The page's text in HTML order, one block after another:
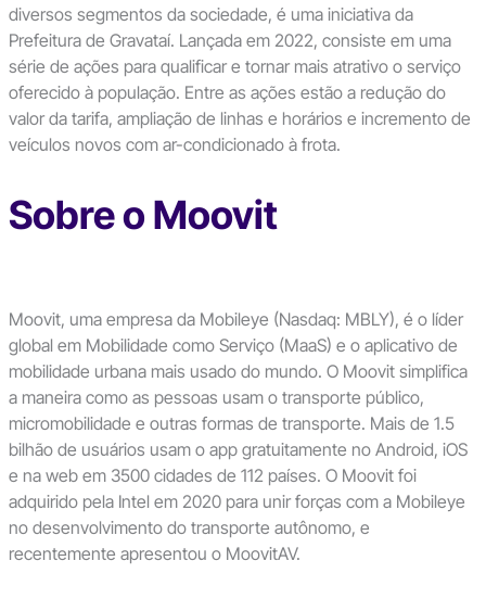
diversos segmentos da sociedade, é uma iniciativa da
Prefeitura de Gravataí. Lançada em 2022, consiste em uma
série de ações para qualificar e tornar mais atrativo o serviço
oferecido à população. Entre as ações estão a redução do
valor da tarifa, ampliação de linhas e horários e incremento de
veículos novos com ar-condicionado à frota.
Sobre o Moovit
Moovit, uma empresa da Mobileye (Nasdaq: MBLY), é o líder
global em Mobilidade como Serviço (MaaS) e o aplicativo de
mobilidade urbana mais usado do mundo. O Moovit simplifica
a maneira como as pessoas usam o transporte público,
micromobilidade e outras formas de transporte. Mais de 1.5
bilhão de usuários usam o app gratuitamente no Android, iOS
e na web em 3500 cidades de 112 países. O Moovit foi
adquirido pela Intel em 2020 para unir forças com a Mobileye
no desenvolvimento do transporte autônomo, e
recentemente apresentou o MoovitAV.